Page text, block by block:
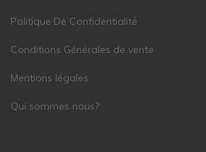
Politique De Confidentialité
Conditions Générales de vente
Mentions légales
Qui sommes nous?